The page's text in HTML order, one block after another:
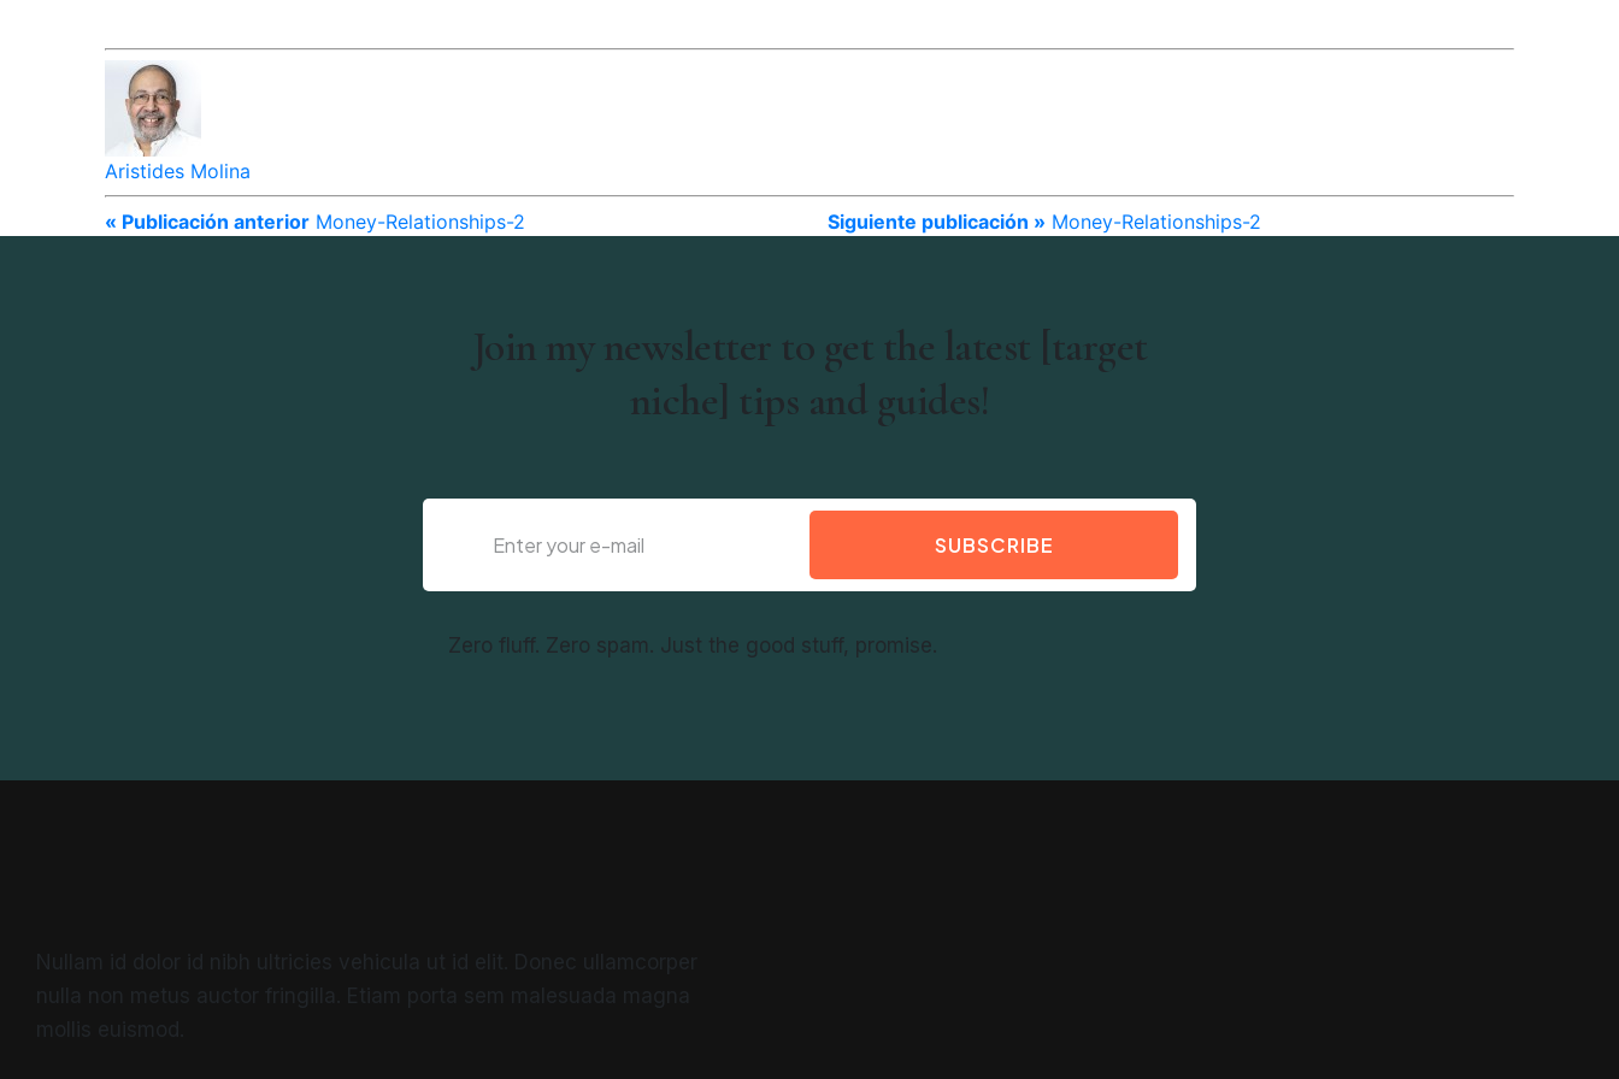
Aristides Molina
« Publicación anterior Money-Relationships-2 Siguiente publicación » Money-Relationships-2
Join my newsletter to get the latest [target
niche] tips and guides!
SUBSCRIBE
Zero fluff. Zero spam. Just the good stuff, promise.